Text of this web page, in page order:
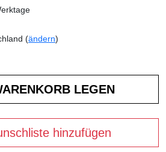
(ändern)
hinzufügen